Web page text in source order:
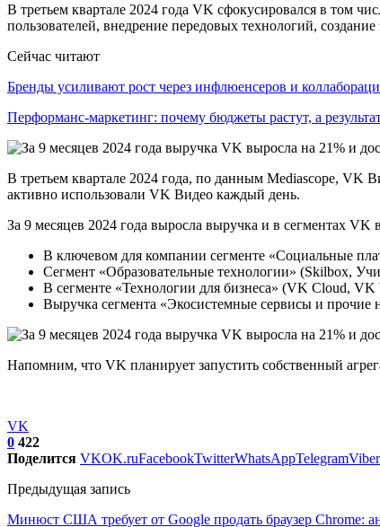
В третьем квартале 2024 года VK сфокусировался в том
пользователей, внедрение передовых технологий,
Сейчас читают
Бренды усиливают рост через инфлюенсеров и
Перформанс-маркетинг: почему бюджеты растут, а
В третьем квартале 2024 года, по данным Mediascope, VK
активно использовали VK Видео каждый день.
За 9 месяцев 2024 года выросла выручка и в сегментах
В ключевом для компании сегменте «Социальные
Сегмент «Образовательные технологии» (Skilbox,
В сегменте «Технологии для бизнеса» (VK Cloud,
Выручка сегмента «Экосистемные сервисы и прочие
Напомним, что VK планирует запустить собственный
VK
0 422
Поделится VKOK.ruFacebookTwitterWhatsAppTelegramViber
Предыдущая запись
Минюст США требует от Google продать браузер Chrome: